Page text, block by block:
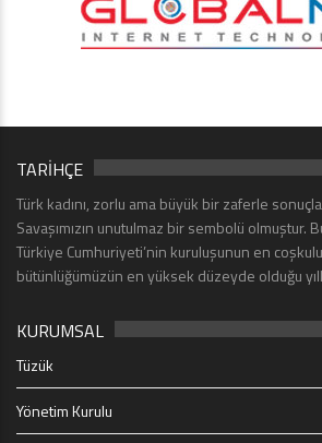
TARİHÇE
Türk kadını, zorlu ama büyük bir zaferle
Savaşımızın unutulmaz bir sembolü olmuştur.
Türkiye Cumhuriyeti’nin kuruluşunun en
bütünlüğümüzün en yüksek düzeyde olduğu
KURUMSAL
Tüzük
Yönetim Kurulu